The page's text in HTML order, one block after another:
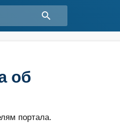
search
об
портала.